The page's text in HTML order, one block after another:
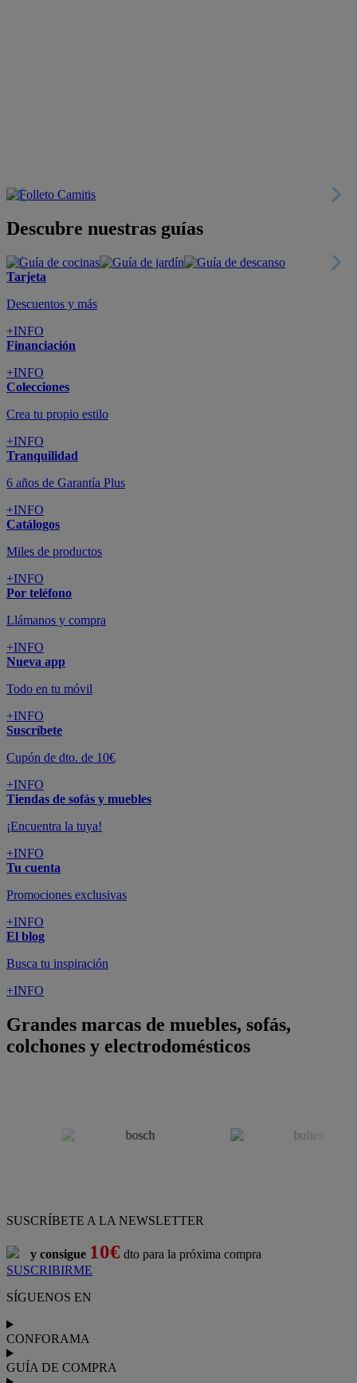
Descubre nuestras guías
Tarjeta
Descuentos y más
+INFO
Financiación
+INFO
Colecciones
Crea tu propio estilo
+INFO
Tranquilidad
6 años de Garantía Plus
+INFO
Catálogos
Miles de productos
+INFO
Por teléfono
Llámanos y compra
+INFO
Nueva app
Todo en tu móvil
+INFO
Suscríbete
Cupón de dto. de 10€
+INFO
Tiendas de sofás y muebles
¡Encuentra la tuya!
+INFO
Tu cuenta
Promociones exclusivas
+INFO
El blog
Busca tu inspiración
+INFO
Grandes marcas de muebles, sofás,
colchones y electrodomésticos
SUSCRÍBETE A LA NEWSLETTER
y consigue 10€ dto para la próxima compra
SUSCRIBIRME
SÍGUENOS EN
CONFORAMA
GUÍA DE COMPRA